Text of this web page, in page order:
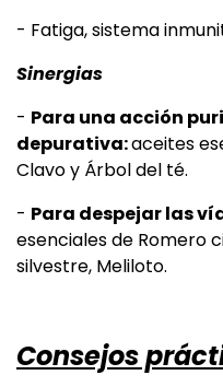
- Fatiga, sistema
Sinergias
- Para una acción
depurativa:aceites
Clavo y Árbol del té.
- Para despejar las
esenciales de Romero
silvestre, Meliloto.
Consejos